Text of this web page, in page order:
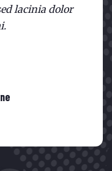
lacinia dolor